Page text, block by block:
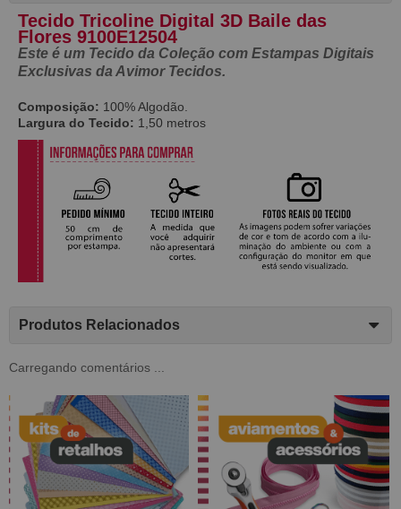
Tecido Tricoline Digital 3D Baile das
Flores 9100E12504
Este é um Tecido da Coleção com Estampas Digitais
Exclusivas da Avimor Tecidos.
Composição: 100% Algodão.
Largura do Tecido: 1,50 metros
Produtos Relacionados
Carregando comentários ...